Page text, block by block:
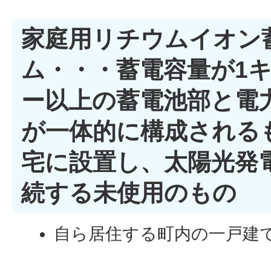
家庭用リチウムイオン
ム・・・蓄電容量が1
ー以上の蓄電池部と電
が一体的に構成される
宅に設置し、太陽光発
続する未使用のもの
自ら居住する町内の一戸建